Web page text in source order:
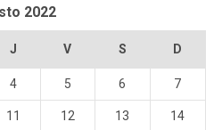
2022
J V S D
4 5 6 7
11 12 13 14